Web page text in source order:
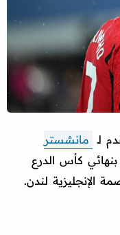
لـ مانشستر
كأس الدرع
الإنجليزية لندن.